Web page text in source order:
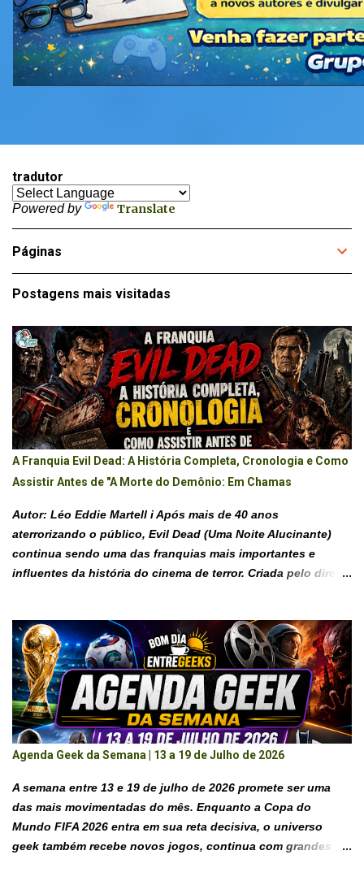
tradutor
Powered by Translate
Páginas
Postagens mais visitadas
A Franquia Evil Dead: A História Completa, Cronologia e Como
Assistir Antes de "A Morte do Demônio: Em Chamas
Autor: Léo Eddie Martell i Após mais de 40 anos
aterrorizando o público, Evil Dead (Uma Noite Alucinante)
continua sendo uma das franquias mais importantes e
influentes da história do cinema de terror. Criada pelo diretor
personagens inesquecíveis. O que começou como um
pequeno filme independente, produzido com poucos
recursos e muita criatividade, transformou-se em um
fenômeno cult mundial que influenciou gerações de
cineastas e redefiniu a forma de produzir filmes de terror de
baixo orçamento . Ao longo das décadas, a franquia se
reinventou diversas vezes sem abandonar seus elementos
terríveis Deadites e o carismático anti-herói Ash Williams .
INTRODUÇÃO Poucas franquias conseguiram permanecer
relevantes por tanto tempo quanto Evil Dead. Mesmo após
mais de quatro décadas, novos filmes continuam
Agenda Geek da Semana | 13 a 19 de Julho de 2026
A semana entre 13 e 19 de julho de 2026 promete ser uma
das mais movimentadas do mês. Enquanto a Copa do
Mundo FIFA 2026 entra em sua reta decisiva, o universo
geek também recebe novos jogos, continua com grandes